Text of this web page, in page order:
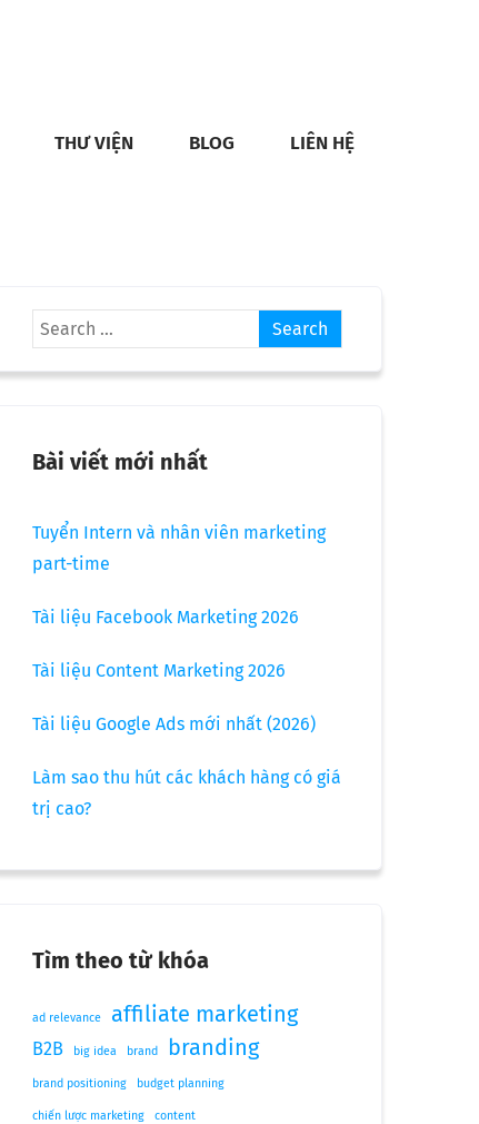
THƯ VIỆN BLOG LIÊN HỆ
Bài viết mới nhất
Tuyển Intern và nhân viên marketing
part-time
Tài liệu Facebook Marketing 2026
Tài liệu Content Marketing 2026
Tài liệu Google Ads mới nhất (2026)
Làm sao thu hút các khách hàng có giá
trị cao?
Tìm theo từ khóa
ad relevance affiliate marketing
B2B big idea brand branding
brand positioning budget planning
chiến lược marketing content